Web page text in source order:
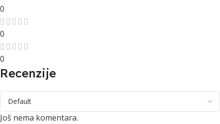
0
0
0
Recenzije
Još nema komentara.